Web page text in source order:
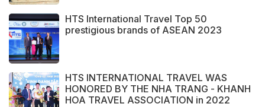
HTS International Travel Top 50
prestigious brands of ASEAN 2023
HTS INTERNATIONAL TRAVEL WAS
HONORED BY THE NHA TRANG - KHANH
HOA TRAVEL ASSOCIATION in 2022